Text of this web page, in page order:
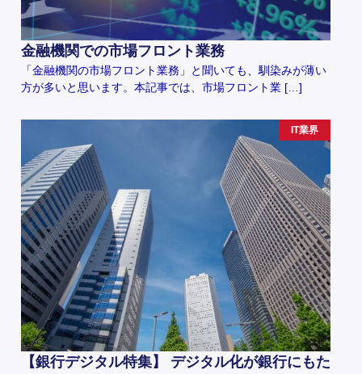
金融機関での市場フロント業務
「金融機関の市場フロント業務」と聞いても、馴染みが薄い
方が多いと思います。本記事では、市場フロント業 […]
IT業界
【銀行デジタル特集】 デジタル化が銀行にもた